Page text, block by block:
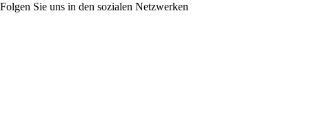
Folgen Sie uns in den sozialen Netzwerken